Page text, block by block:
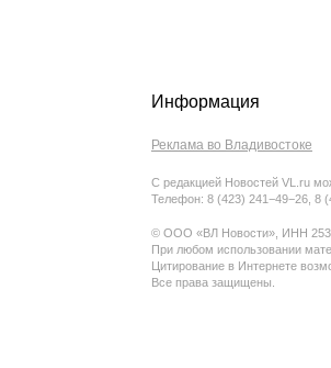
Информация
Реклама во Владивостоке
С редакцией Новостей VL.ru
Телефон: 8 (423) 241−49−26, 8
© ООО «ВЛ Новости», ИНН
При любом использовании
Цитирование в Интернете
Все права защищены.